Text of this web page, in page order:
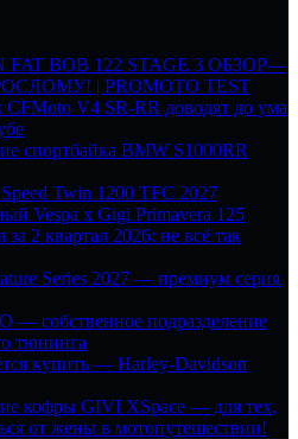
FAT BOB 122 STAGE 3 ОБЗОР—
| PROMOTO TEST
V4 SR-RR доводят до ума
спортбайка BMW S1000RR
Twin 1200 TFC 2027
Vespa x Gigi Primavera 125
2 квартал 2026: не всё так
Series 2027 — премиум серия
— собственное подразделение
тюнинга
купить — Harley-Davidson
кофры GIVI XSpace — для тех,
от жены в мотопутешествии!